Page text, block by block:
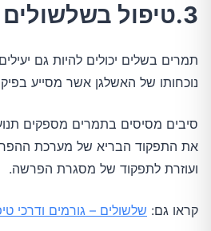
3.טיפול בשלשולים
תמרים בשלים יכולים להיות גם
נוכחותו של האשלגן אשר מסייע
סיבים מסיסים בתמרים מספקים
את התפקוד הבריא של מערכת
ועוזרת לתפקוד של מסגרת הפרשה.
קראו גם: שלשולים – גורמים ודרכי